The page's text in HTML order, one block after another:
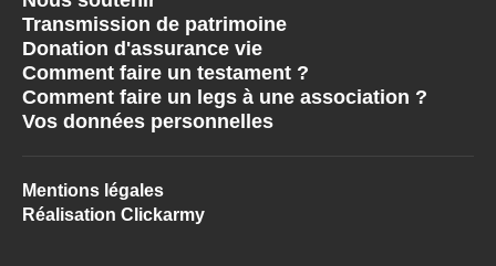
Transmission de patrimoine
Donation d'assurance vie
Comment faire un testament ?
Comment faire un legs à une association ?
Vos données personnelles
Mentions légales
Réalisation Clickarmy